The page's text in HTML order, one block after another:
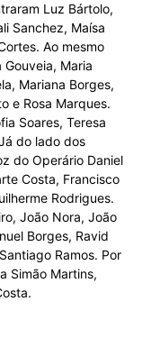
Luz Bártolo,
Sanchez, Maísa
Ao mesmo
Maria
Mariana Borges,
e Rosa Marques.
Soares, Teresa
do lado dos
do Operário Daniel
Costa, Francisco
Rodrigues.
João Nora, João
Borges, Ravid
Ramos. Por
Simão Martins,